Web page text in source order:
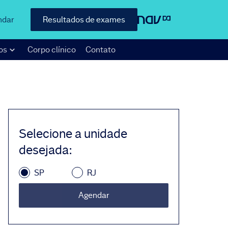
Resultados de exames
Corpo clínico Contato
Selecione a unidade
desejada:
SP RJ
Agendar